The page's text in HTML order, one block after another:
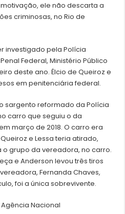
ele não descarta a
criminosas, no Rio de
investigado pela Polícia
Federal, Ministério Público
deste ano. Élcio de Queiroz e
em penitenciária federal.
sargento reformado da Polícia
carro que seguiu o da
março de 2018. O carro era
e Lessa teria atirado,
o grupo da vereadora, no carro.
e Anderson levou três tiros
Fernanda Chaves,
foi a única sobrevivente.
Nacional